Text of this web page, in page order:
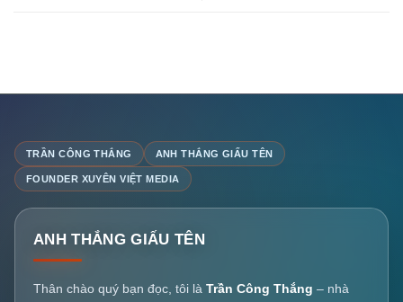
TRẦN CÔNG THẮNG ANH THẮNG GIẤU TÊN
FOUNDER XUYÊN VIỆT MEDIA
ANH THẮNG GIẤU TÊN
Thân chào quý bạn đọc, tôi là Trần Công Thắng – nhà